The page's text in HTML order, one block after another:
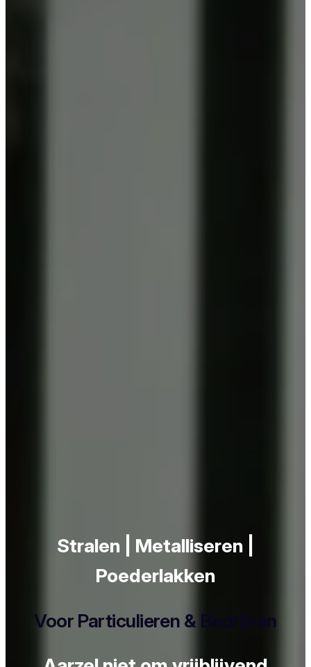
Stralen | Metalliseren |
Poederlakken
Voor Particulieren & Bedrijven